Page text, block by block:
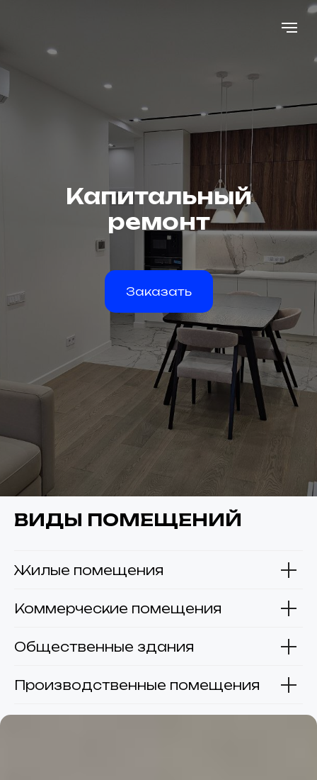
Капитальный
ремонт
Заказать
ВИДЫ ПОМЕЩЕНИЙ
Жилые помещения
Коммерческие помещения
Общественные здания
Производственные помещения